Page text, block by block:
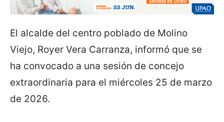
El alcalde del centro poblado de Molino
Viejo, Royer Vera Carranza, informó que se
ha convocado a una sesión de concejo
extraordinaria para el miércoles 25 de marzo
de 2026.